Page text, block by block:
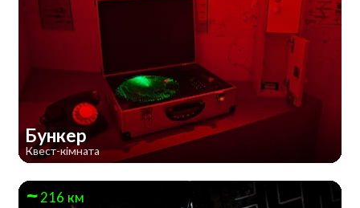
Бункер
Квест-кімната
216 км